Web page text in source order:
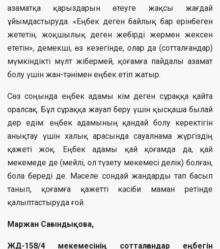
азаматқа қарыздарын өтеуге жақсы жағдай
ұйымдастыруда. «Еңбек деген байлық бар ерінбеген
жететін, жоқшылық деген жебірді жермен жексен
ететін», демекші, өз кезегінде, олар да (сотталғандар)
мүмкіндікті мүлт жібермей, қоғамға пайдалы азамат
болу үшін жан-тәнімен еңбек етіп жатыр.
Сөз соңында еңбек адамы кім деген сұраққа қайта
оралсақ. Бұл сұраққа жауап беру үшін қысқаша былай
дер едім: еңбек адамының қандай болу керектігін
анықтау үшін халық арасында сауалнама жүргіздің
қажеті жоқ. Еңбек адамы қай қоғамда да, қай
мекемеде де (мейлі, ол түзету мекемесі делік) болған,
бола береді де. Мәселе сондай жандарды тап басып
танып, қоғамға қажетті кәсіби маман ретінде
қалыптастыруда ғой.
Маржан Сағындықова,
ЖД-158/4 мекемесінің сотталғандар еңбегін